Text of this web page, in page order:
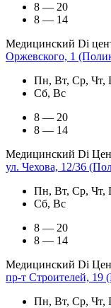
8 — 20
8 — 14
Медицинский Di
Оржевского, 1
Пн, Вт, Ср, Чт,
Сб, Вс
8 — 20
8 — 14
Медицинский Di
ул. Чехова, 12/36
Пн, Вт, Ср, Чт,
Сб, Вс
8 — 20
8 — 14
Медицинский Di
пр-т Строителей, 19
Пн, Вт, Ср, Чт,